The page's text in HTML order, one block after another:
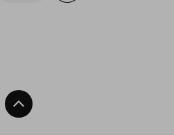
Back To Top